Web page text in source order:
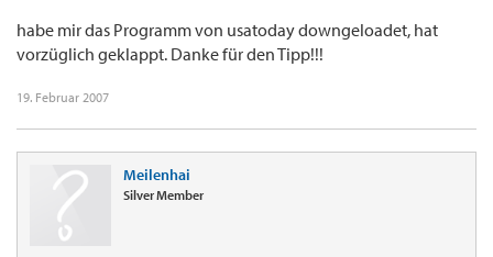
habe mir das Programm von usatoday downgeloadet, hat
vorzüglich geklappt. Danke für den Tipp!!!
19. Februar 2007
Meilenhai
Silver Member